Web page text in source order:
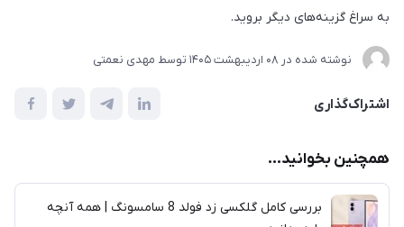
به سراغ گزینه‌های دیگر بروید.
نوشته شده در 08 ارديبهشت 1405 توسط مهدی نعمتی
اشتراک‌گذاری
همچنین بخوانید...
بررسی کامل گلکسی زد فولد 8 سامسونگ | همه آنچه